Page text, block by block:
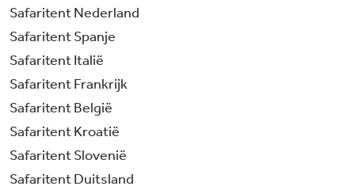
Safaritent Nederland
Safaritent Spanje
Safaritent Italië
Safaritent Frankrijk
Safaritent België
Safaritent Kroatië
Safaritent Slovenië
Safaritent Duitsland